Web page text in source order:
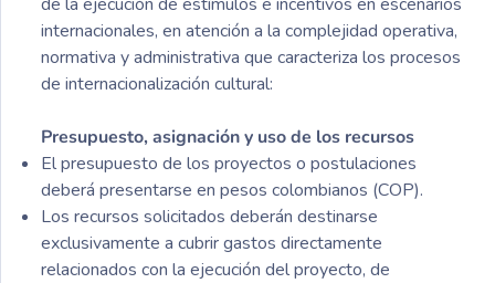
internacionales, en atención a la complejidad operativa,
normativa y administrativa que caracteriza los procesos
de internacionalización cultural:
Presupuesto, asignación y uso de los recursos
El presupuesto de los proyectos o postulaciones
deberá presentarse en pesos colombianos (COP).
Los recursos solicitados deberán destinarse
exclusivamente a cubrir gastos directamente
relacionados con la ejecución del proyecto, de